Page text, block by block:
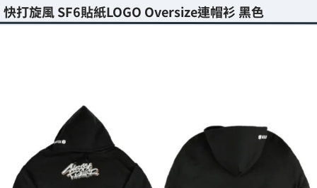
快打旋風 SF6貼紙LOGO Oversize連帽衫 黑色